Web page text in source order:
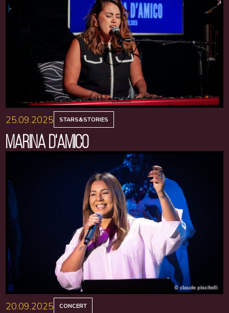
25.09.2025 STARS&STORIES
MARINA D'AMICO
20.09.2025 CONCERT